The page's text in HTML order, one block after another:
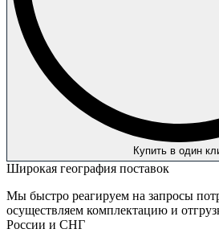
Купить в один
Широкая география поставок
Мы быстро реагируем на запросы
осуществляем комплектацию и
России и СНГ